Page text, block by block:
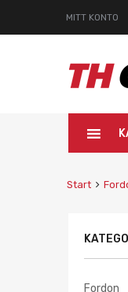
MITT KONTO
Start
Fordon